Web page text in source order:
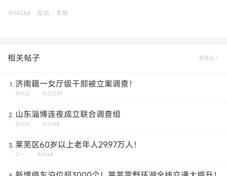
14264 互动 本地
相关帖子 标签云
济南籍一女厅级干部被立案调查！
洪七公 22239
山东淄博连夜成立联合调查组
洪七公 11148
莱芜区60岁以上老年人29.97万人！
三一 9164